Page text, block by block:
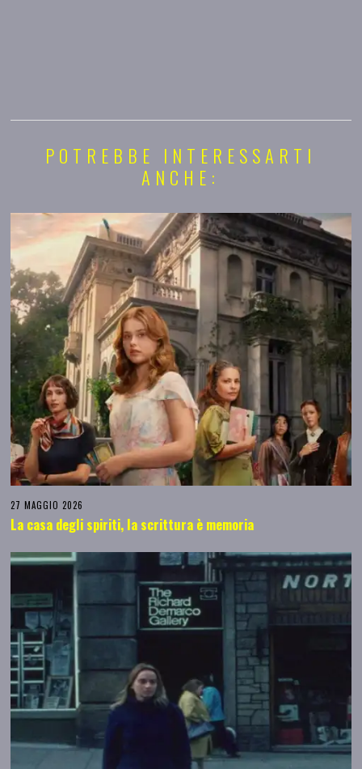
POTREBBE INTERESSARTI
ANCHE:
27 MAGGIO 2026
La casa degli spiriti, la scrittura è memoria